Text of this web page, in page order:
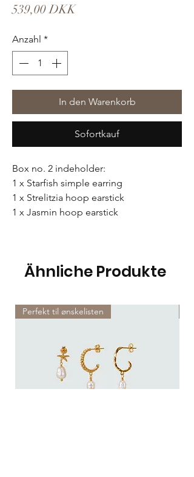
539,00 DKKPreis
Anzahl *
In den Warenkorb
Sofortkauf
Box no. 2 indeholder:
1 x Starfish simple earring
1 x Strelitzia hoop earstick
1 x Jasmin hoop earstick
Ähnliche Produkte
Perfekt til ønskelisten